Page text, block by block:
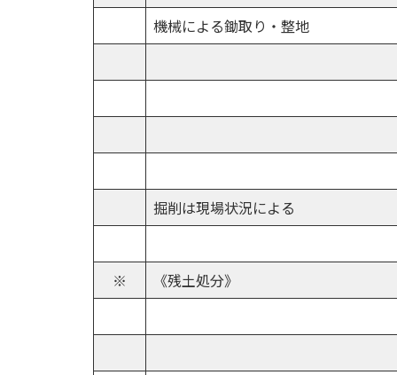
機械による鋤取り・整地
掘削は現場状況による
※ 《残土処分》